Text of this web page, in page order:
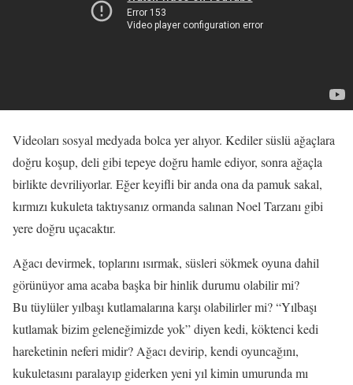
Videoları sosyal medyada bolca yer alıyor. Kediler süslü ağaçlara
doğru koşup, deli gibi tepeye doğru hamle ediyor, sonra ağaçla
birlikte devriliyorlar. Eğer keyifli bir anda ona da pamuk sakal,
kırmızı kukuleta taktıysanız ormanda salınan Noel Tarzanı gibi
yere doğru uçacaktır.
Ağacı devirmek, toplarını ısırmak, süsleri sökmek oyuna dahil
görünüyor ama acaba başka bir hinlik durumu olabilir mi?
Bu tüylüler yılbaşı kutlamalarına karşı olabilirler mi? “Yılbaşı
kutlamak bizim geleneğimizde yok” diyen kedi, köktenci kedi
hareketinin neferi midir? Ağacı devirip, kendi oyuncağını,
kukuletasını paralayıp giderken yeni yıl kimin umurunda mı